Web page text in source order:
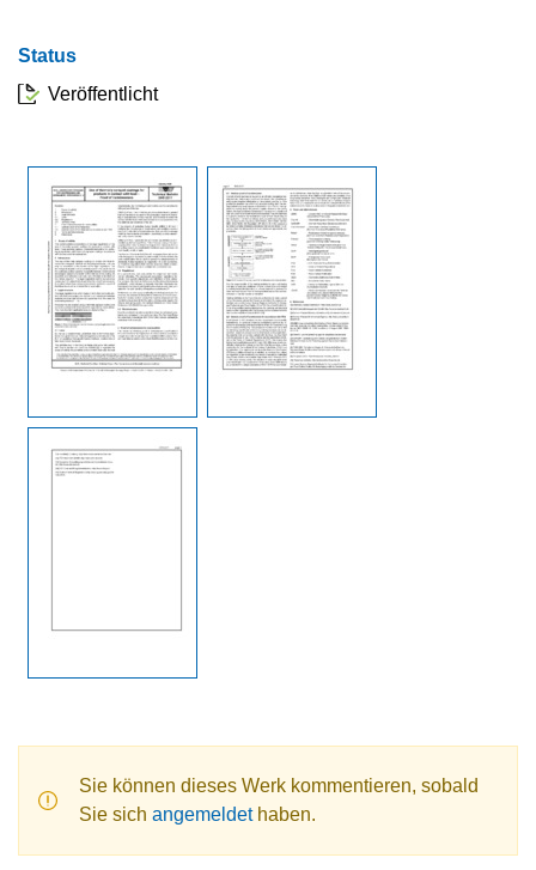
Status
Veröffentlicht
Sie können dieses Werk kommentieren, sobald
Sie sich angemeldethaben.